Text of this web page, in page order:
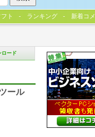
ロード
ール
ト ランキング 新着コ